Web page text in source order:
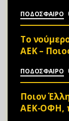
ΠΟΔΟΣΦΑΙΡΟ
Το
ΑΕΚ –
ΠΟΔΟΣΦΑΙΡΟ
Ποιον
ΑΕΚ-ΟΦΗ,